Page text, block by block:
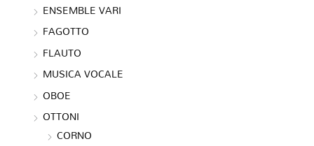
ENSEMBLE VARI
FAGOTTO
FLAUTO
MUSICA VOCALE
OBOE
OTTONI
CORNO